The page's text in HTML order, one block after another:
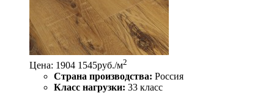
Цена: 1904 1545руб./м2
Страна производства: Россия
Класс нагрузки: 33 класс